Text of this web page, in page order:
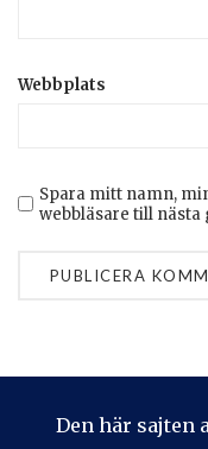
Webbplats
Spara mitt namn,
webbläsare till
Privacy & Cookies:
this website, you agree